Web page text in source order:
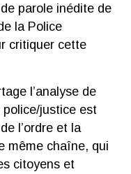
parole inédite de
la Police
critiquer cette
l’analyse de
police/justice est
l’ordre et la
même chaîne, qui
citoyens et